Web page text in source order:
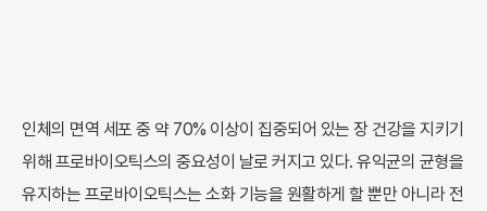
인체의 면역 세포 중 약 70% 이상이 집중되어 있는 장 건강을 지키기
위해 프로바이오틱스의 중요성이 날로 커지고 있다. 유익균의 균형을
유지하는 프로바이오틱스는 소화 기능을 원활하게 할 뿐만 아니라 전